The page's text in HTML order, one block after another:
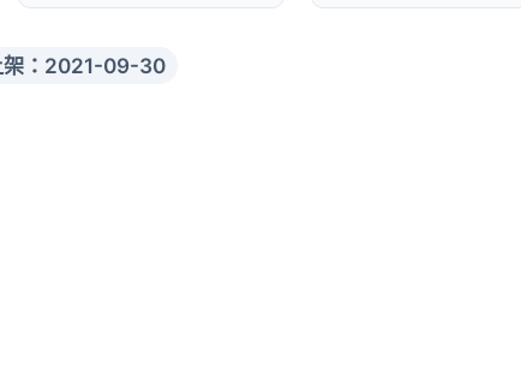
架：2021-09-30